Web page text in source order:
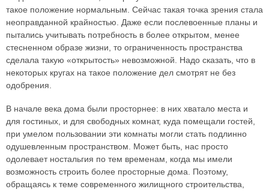
такое положение нормальным. Сейчас такая точка зрения стала
неоправданной крайностью. Даже если послевоенные планы и
пытались учитывать потребность в более открытом, менее
стесненном образе жизни, то ограниченность пространства
сделала такую «открытость» невозможной. Надо сказать, что в
некоторых кругах на такое положение дел смотрят не без
одобрения.
В начале века дома были просторнее: в них хватало места и
для гостиных, и для свободных комнат, куда помещали гостей,
при умелом пользовании эти комнаты могли стать подлинно
одушевленным пространством. Может быть, нас просто
одолевает ностальгия по тем временам, когда мы имели
возможность строить более просторные дома. Поэтому,
обращаясь к теме современного жилищного строительства,